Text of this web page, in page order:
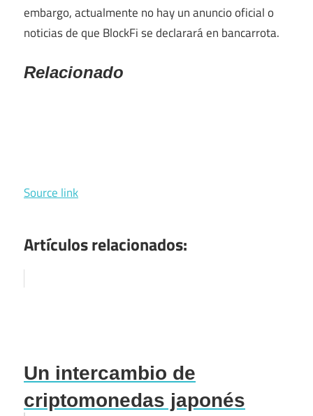
embargo, actualmente no hay un anuncio oficial o
noticias de que BlockFi se declarará en bancarrota.
Relacionado
Source link
Artículos relacionados:
Un intercambio de
criptomonedas japonés